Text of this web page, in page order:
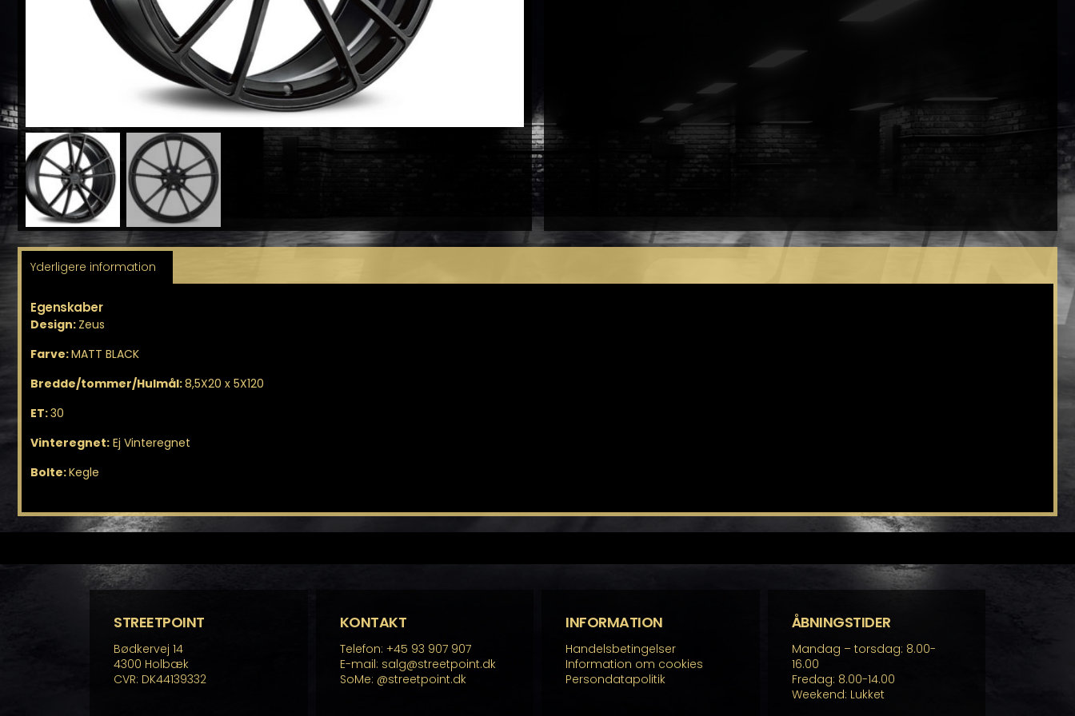
Yderligere information
Egenskaber
Design: Zeus
Farve:MATT BLACK
Bredde/tommer/Hulmål:8,5X20 x 5X120
ET:30
Vinteregnet: Ej Vinteregnet
Bolte:Kegle
STREETPOINT
Bødkervej 14
4300 Holbæk
CVR: DK44139332
KONTAKT
Telefon: +45 93 907 907
E-mail: salg@streetpoint.dk
SoMe: @streetpoint.dk
INFORMATION
Handelsbetingelser
Information om cookies
Persondatapolitik
ÅBNINGSTIDER
Mandag – torsdag: 8.00-
16.00
Fredag: 8.00-14.00
Weekend: Lukket